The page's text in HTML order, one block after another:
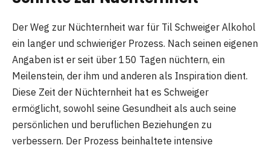
Der Weg zur Nüchternheit war für Til Schweiger Alkohol
ein langer und schwieriger Prozess. Nach seinen eigenen
Angaben ist er seit über 150 Tagen nüchtern, ein
Meilenstein, der ihm und anderen als Inspiration dient.
Diese Zeit der Nüchternheit hat es Schweiger
ermöglicht, sowohl seine Gesundheit als auch seine
persönlichen und beruflichen Beziehungen zu
verbessern. Der Prozess beinhaltete intensive